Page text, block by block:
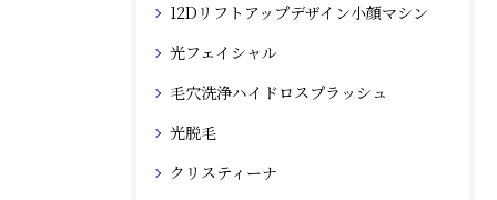
12Dリフトアップデザイン小顔マシン
光フェイシャル
毛穴洗浄ハイドロスプラッシュ
光脱毛
クリスティーナ